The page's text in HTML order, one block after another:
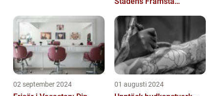
02 september 2024 01 augusti 2024